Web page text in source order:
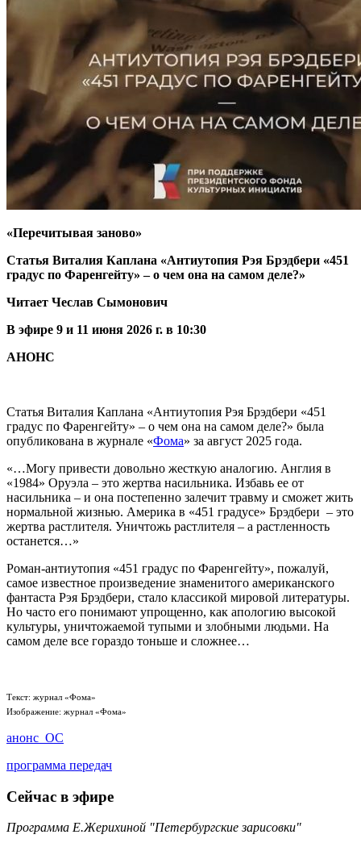
«Перечитывая заново»
Статья Виталия Каплана «Антиутопия Рэя Брэдбери «451
градус по Фаренгейту» – о чем она на самом деле?»
Читает Чеслав Сымонович
В эфире 9 и 11 июня 2026 г. в 10:30
АНОНС
Статья Виталия Каплана «Антиутопия Рэя Брэдбери «451
градус по Фаренгейту» – о чем она на самом деле?» была
опубликована в журнале «Фома» за август 2025 года.
«…Могу привести довольно жесткую аналогию. Англия в
«1984» Оруэла – это жертва насильника. Избавь ее от
насильника – и она постепенно залечит травму и сможет жить
нормальной жизнью. Америка в «451 градусе» Брэдбери – это
жертва растлителя. Уничтожь растлителя – а растленность
останется…»
Роман-антиутопия «451 градус по Фаренгейту», пожалуй,
самое известное произведение знаменитого американского
фантаста Рэя Брэдбери, стало классикой мировой литературы.
Но часто его понимают упрощенно, как апологию высокой
культуры, уничтожаемой тупыми и злобными людьми. На
самом деле все гораздо тоньше и сложнее…
Текст: журнал «Фома»
Изображение: журнал «Фома»
анонс_ОС
программа передач
Сейчас в эфире
Программа Е.Жерихиной "Петербургские зарисовки"